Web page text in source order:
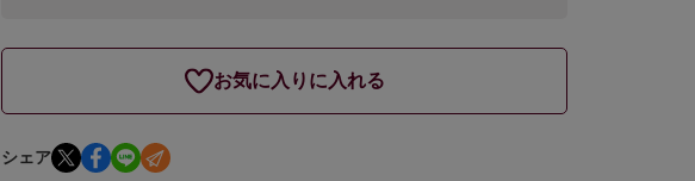
お気に入りに入れる
シェア